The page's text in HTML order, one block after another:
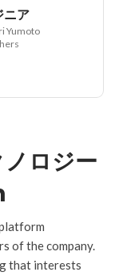
ニア
Yumoto
ロジー
of the company.
that interests